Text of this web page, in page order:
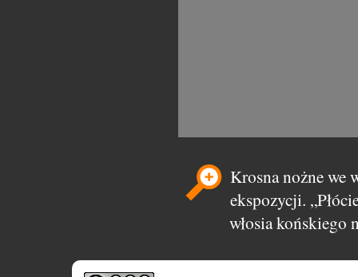
Krosna nożne we
ekspozycji.
włosia końskiego